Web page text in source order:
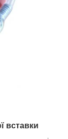
вставки